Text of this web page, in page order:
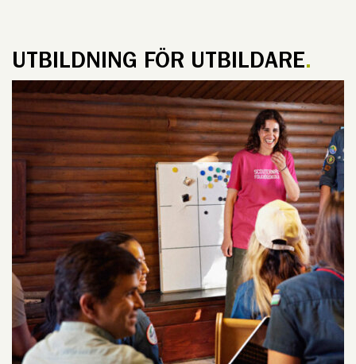
UTBILDNING FÖR UTBILDARE